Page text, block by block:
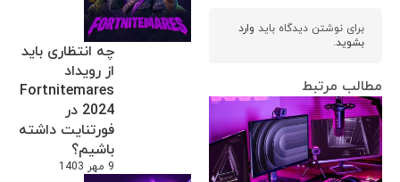
چه انتظاری باید
از رویداد
Fortnitemares
2024 در
فورتنایت داشته
باشیم؟
9 مهر 1403
برای نوشتن دیدگاه باید وارد
بشوید.
مطالب مرتبط